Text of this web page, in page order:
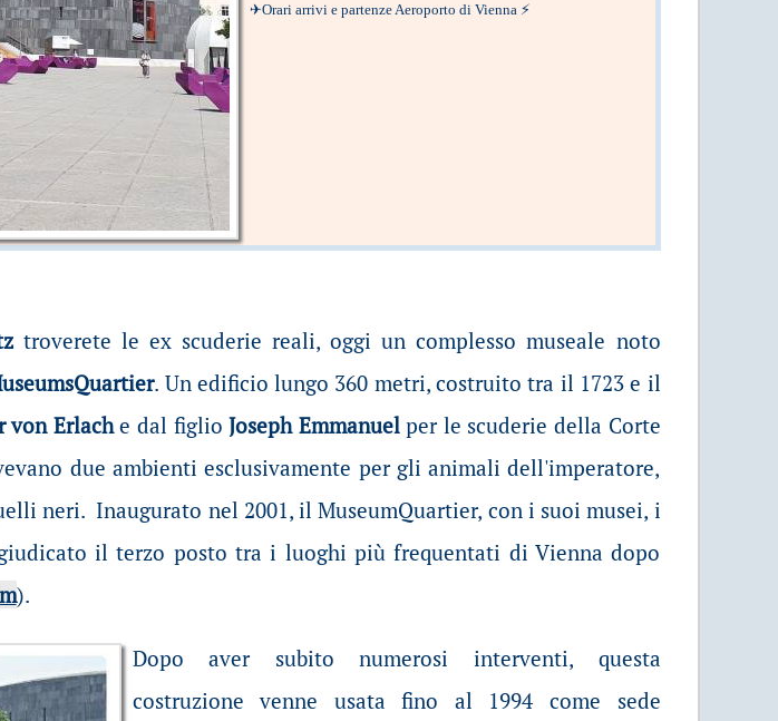
✈Orari arrivi e partenze Aeroporto di Vienna ⚡
troverete le ex scuderie reali, oggi un complesso museale noto
. Un edificio lungo 360 metri, costruito tra il 1723 e il
von Erlache dal figlioJoseph Emmanuelper le scuderie della Corte
due ambienti esclusivamente per gli animali dell'imperatore,
neri. Inaugurato nel 2001, il MuseumQuartier, con i suoi musei, i
il terzo posto tra i luoghi più frequentati di Vienna dopo
).
Dopo aver subito numerosi interventi, questa
costruzione venne usata fino al 1994 come sede